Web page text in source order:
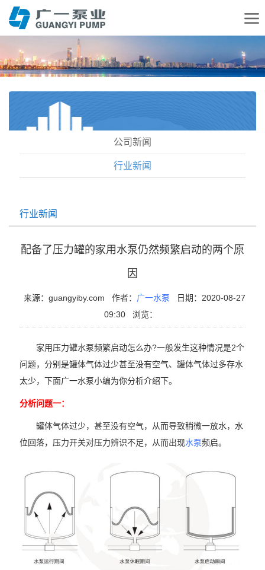
公司新闻
行业新闻
行业新闻
配备了压力罐的家用水泵仍然频繁启动的两个原
因
来源：guangyiby.com 作者： 广一水泵
日期：2020-08-27
09:30
浏览：
家用压力罐水泵频繁启动怎么办?一般发生这种情况是2个
问题，分别是罐体气体过少甚至没有空气、罐体气体过多存水
太少，下面广一水泵小编为你分析介绍下。
分析问题一：
罐体气体过少，甚至没有空气，从而导致稍微一放水，水
位回落，压力开关对压力辨识不足，从而出现水泵频启。